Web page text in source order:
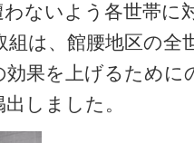
ないよう各世帯に
組は、館腰地区の全
効果を上げるために
しました。